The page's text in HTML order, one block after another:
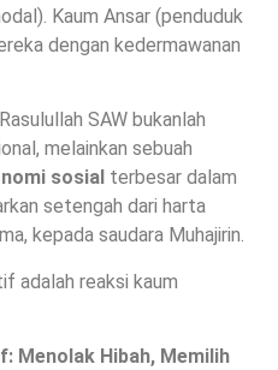
Kaum Ansar (penduduk
dengan kedermawanan
SAW bukanlah
melainkan sebuah
sosial terbesar dalam
setengah dari harta
kepada saudara Muhajirin.
adalah reaksi kaum
Menolak Hibah, Memilih